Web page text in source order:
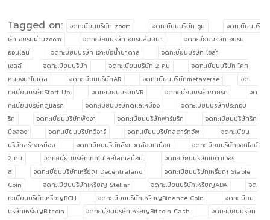
Tagged on: จดทะบียนบริษัท zoom จดทะบียนบริษัท ซูม
จดทะบียนบริ
ษัท อบรมผ่านzoom
จดทะบียนบริษัท อบรมสัมมนา
จดทะบียนบริษัท อบรม
ออนไลน์
จดทะบียนบริษัท เจาะบ่อน้ำบาดาล
จดทะบียนบริษัท โซล่า
เซลล์
จดทะเบียนบริษัท จดทะเบียนบริษัท 2 คน
จดทะเบียนบริษัท โคก
หนองนาโมเดล
จดทะเบียนบริษัทAR จดทะเบียนบริษัทmetaverse
จด
ทะเบียนบริษัทStart Up
จดทะเบียนบริษัทVR จดทะเบียนบริษัทขายริก
จด
ทะเบียนบริษัทดูแลริก
จดทะเบียนบริษัทดูแลเหมือง
จดทะเบียนบริษัทประกอบ
ริก
จดทะเบียนบริษัทพังงา จดทะเบียนบริษัทฟาร์มริก
จดทะเบียนบริษัทริก
มือสอง
จดทะเบียนบริษัทวีอาร์ จดทะเบียนบริษัทสตาร์ทอัพ
จดทะเบียน
บริษัทสร้างเหมือง
จดทะเบียนบริษัทสิ่งแวดล้อมเสมือน
จดทะเบียนบริษัทออนไลน์
2 คน
จดทะเบียนบริษัทเทคโนโลยีโลกเสมือน
จดทะเบียนบริษัทเมตาเวอร์
ส
จดทะเบียนบริษัทเหรียญ Decentraland
จดทะเบียนบริษัทเหรียญ Stable
Coin
จดทะเบียนบริษัทเหรียญ Stellar จดทะเบียนบริษัทเหรียญADA
จด
ทะเบียนบริษัทเหรียญBCH
จดทะเบียนบริษัทเหรียญBinance Coin
จดทะเบียน
บริษัทเหรียญBitcoin
จดทะเบียนบริษัทเหรียญBitcoin Cash จดทะเบียนบริษัท